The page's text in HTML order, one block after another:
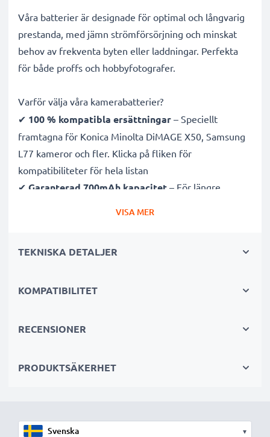
Våra batterier är designade för optimal och långvarig
prestanda, med jämn strömförsörjning och minskat
behov av frekventa byten eller laddningar. Perfekta
för både proffs och hobbyfotografer.
Varför välja våra kamerabatterier?
✔ 100 % kompatibla ersättningar – Speciellt
framtagna för Konica Minolta DiMAGE X50, Samsung
L77 kameror och fler. Klicka på fliken för
kompatibiliteter för hela listan
✔ Garanterad 700mAh kapacitet – För längre
✔Hög kvalitet & säkerhet
✔Enkel installation & perfekt passform
– Fungerar
OBS:Ladda batterierna helt innan första användning
Varje CELLONIC batteri genomgår noggranna
VISA MER
TEKNISKA DETALJER
KOMPATIBILITET
RECENSIONER
PRODUKTSÄKERHET
▾